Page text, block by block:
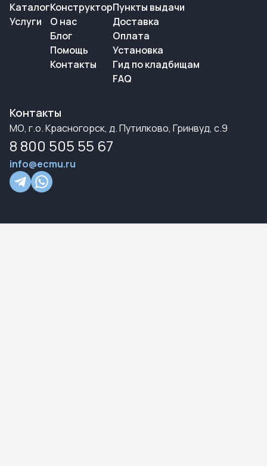
Каталог
Услуги
Конструктор
О нас
Блог
Помощь
Контакты
Пункты выдачи
Доставка
Оплата
Установка
Гид по кладбищам
FAQ
Контакты
МО, г.о. Красногорск, д. Путилково, Гринвуд, с.9
8 800 505 55 67
info@ecmu.ru